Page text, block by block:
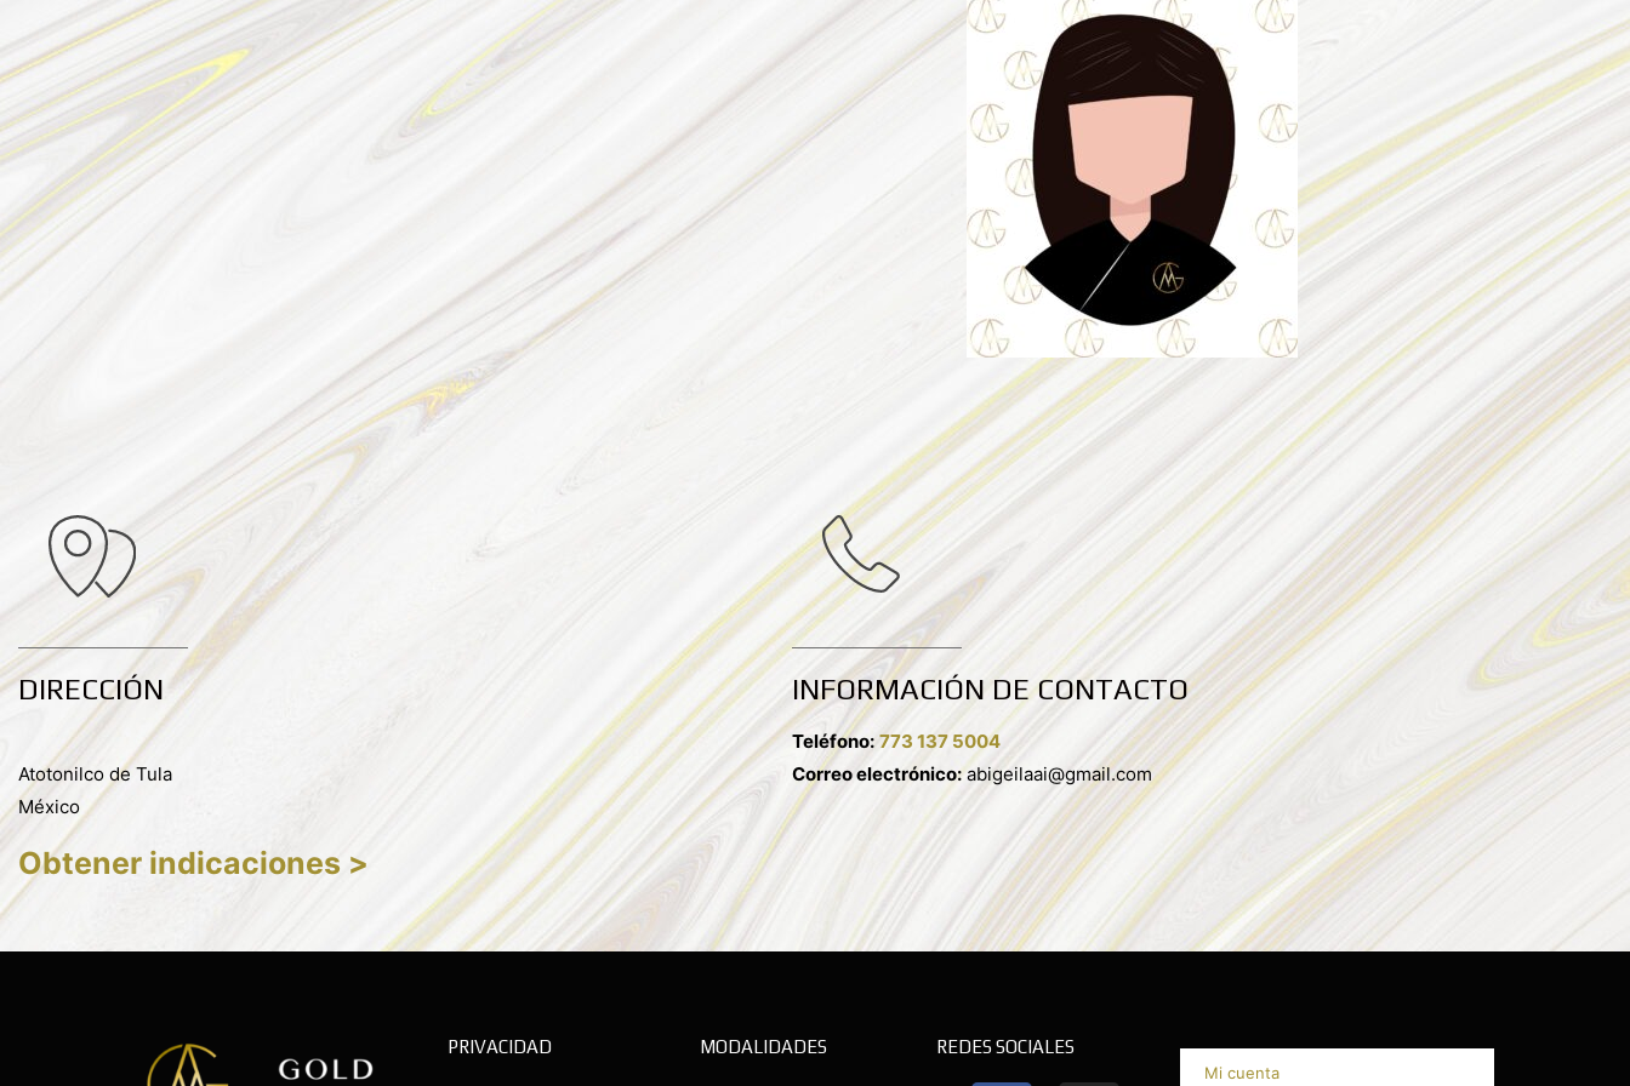
DIRECCIÓN
Atotonilco de Tula
México
Obtener indicaciones >
INFORMACIÓN DE CONTACTO
Teléfono: 773 137 5004
Correo electrónico:abigeilaai@gmail.com
PRIVACIDAD MODALIDADES REDES SOCIALES
Mi cuenta